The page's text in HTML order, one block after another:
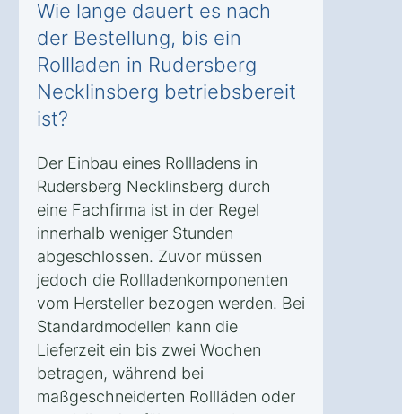
Wie lange dauert es nach
der Bestellung, bis ein
Rollladen in Rudersberg
Necklinsberg betriebsbereit
ist?
Der Einbau eines Rollladens in
Rudersberg Necklinsberg durch
eine Fachfirma ist in der Regel
innerhalb weniger Stunden
abgeschlossen. Zuvor müssen
jedoch die Rollladenkomponenten
vom Hersteller bezogen werden. Bei
Standardmodellen kann die
Lieferzeit ein bis zwei Wochen
betragen, während bei
maßgeschneiderten Rollläden oder